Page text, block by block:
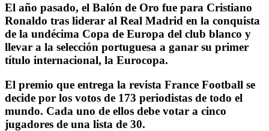
El año pasado, el Balón de Oro fue para Cristiano
Ronaldo tras liderar al Real Madrid en la conquista
de la undécima Copa de Europa del club blanco y
llevar a la selección portuguesa a ganar su primer
título internacional, la Eurocopa.
El premio que entrega la revista France Football se
decide por los votos de 173 periodistas de todo el
mundo. Cada uno de ellos debe votar a cinco
jugadores de una lista de 30.